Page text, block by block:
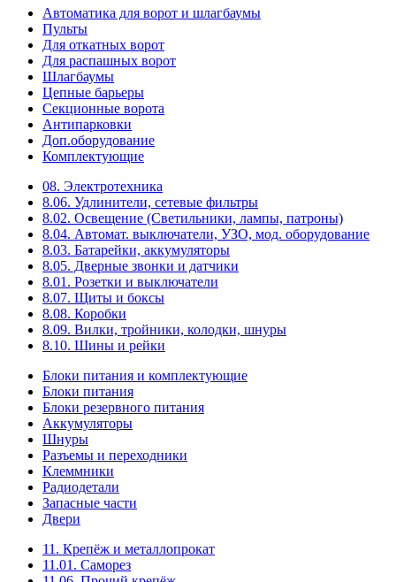
Автоматика для ворот и шлагбаумы
Пульты
Для откатных ворот
Для распашных ворот
Шлагбаумы
Цепные барьеры
Секционные ворота
Антипарковки
Доп.оборудование
Комплектующие
08. Электротехника
8.06. Удлинители, сетевые фильтры
8.02. Освещение (Светильники, лампы, патроны)
8.04. Автомат. выключатели, УЗО, мод. оборудование
8.03. Батарейки, аккумуляторы
8.05. Дверные звонки и датчики
8.01. Розетки и выключатели
8.07. Щиты и боксы
8.08. Коробки
8.09. Вилки, тройники, колодки, шнуры
8.10. Шины и рейки
Блоки питания и комплектующие
Блоки питания
Блоки резервного питания
Аккумуляторы
Шнуры
Разъемы и переходники
Клеммники
Радиодетали
Запасные части
Двери
11. Крепёж и металлопрокат
11.01. Саморез